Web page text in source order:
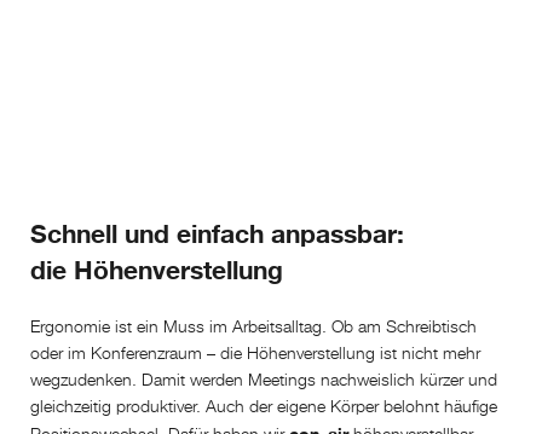
Schnell und einfach anpassbar:
die Höhenverstellung
Ergonomie ist ein Muss im Arbeitsalltag. Ob am Schreibtisch
oder im Konferenzraum – die Höhenverstellung ist nicht mehr
wegzudenken. Damit werden Meetings nachweislich kürzer und
gleichzeitig produktiver. Auch der eigene Körper belohnt häufige